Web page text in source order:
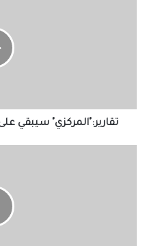
تقارير:"المركزي" سيبقي